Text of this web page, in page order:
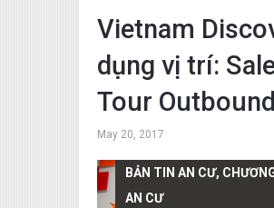
Vietnam
dụng vị trí:
Tour
May 20, 2017
BẢN TIN AN CƯ,
AN CƯ